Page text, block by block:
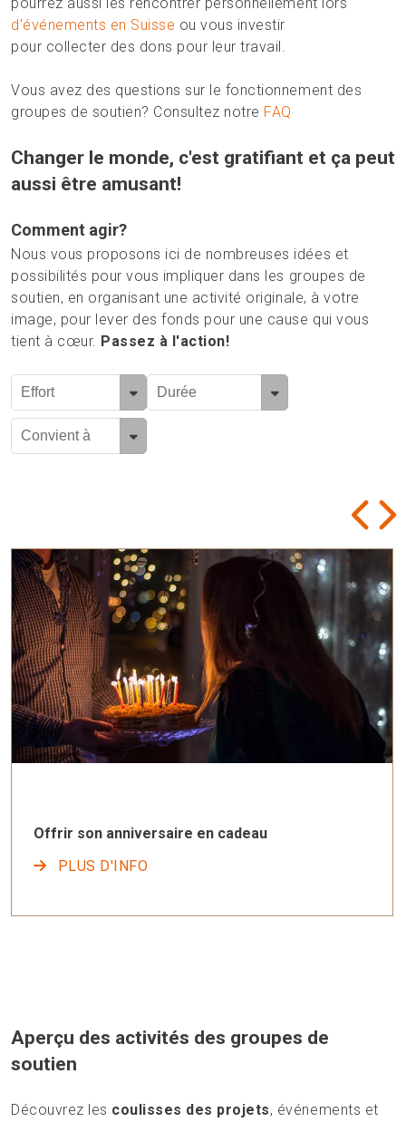
pourrez aussi les rencontrer personnellement lors
d'événements en Suisse ou vous investir
pour collecter des dons pour leur travail.
Vous avez des questions sur le fonctionnement des
groupes de soutien? Consultez notre FAQ
Changer le monde, c'est gratifiant et ça peut
aussi être amusant!
Comment agir?
Nous vous proposons ici de nombreuses idées et
possibilités pour vous impliquer dans les groupes de
soutien, en organisant une activité originale, à votre
image, pour lever des fonds pour une cause qui vous
tient à cœur. Passez à l'action!
Offrir son anniversaire en cadeau
PLUS D'INFO
Aperçu des activités des groupes de
soutien
Découvrez les coulisses des projets, événements et